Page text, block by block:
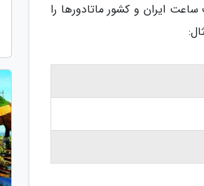
ساعت ایران و کشور ماتادورها را